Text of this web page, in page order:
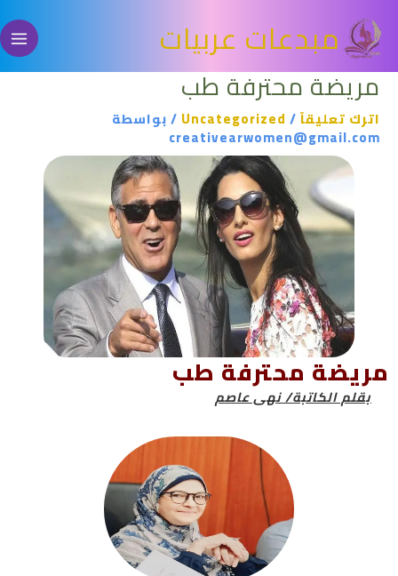
إلى
المحتوىمبدعات عربيات
مريضة محترفة طب
اترك تعليقاً/
Uncategorized / بواسطة
creativearwomen@gmail.com
مريضة محترفة طب
بقلم الكاتبة/ نهى عاصم